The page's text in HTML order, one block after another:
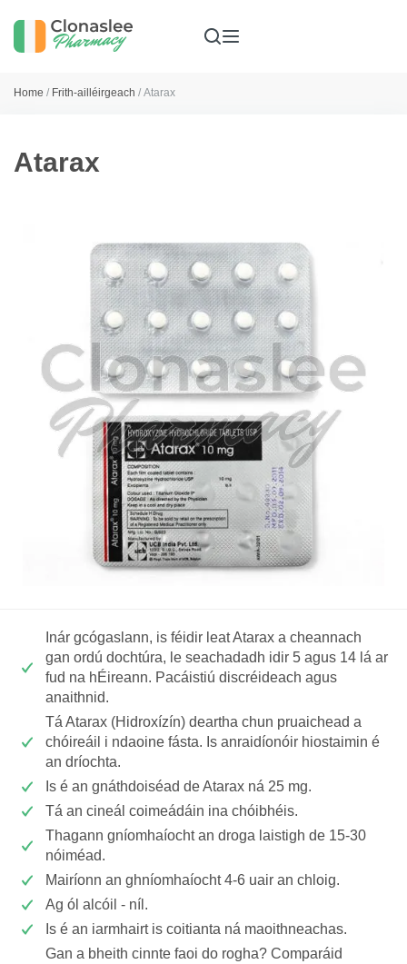
Home / Frith-ailléirgeach / Atarax
Atarax
Inár gcógaslann, is féidir leat Atarax a cheannach
gan ordú dochtúra, le seachadadh idir 5 agus 14 lá ar
fud na hÉireann. Pacáistiú discréideach agus
anaithnid.
Tá Atarax (Hidroxízín) deartha chun pruaichead a
chóireáil i ndaoine fásta. Is anraidíonóir hiostaimin é
an dríochta.
Is é an gnáthdoiséad de Atarax ná 25 mg.
Tá an cineál coimeádáin ina chóibhéis.
Thagann gníomhaíocht an droga laistigh de 15-30
nóiméad.
Mairíonn an ghníomhaíocht 4-6 uair an chloig.
Ag ól alcóil - níl.
Is é an iarmhairt is coitianta ná maoithneachas.
Gan a bheith cinnte faoi do rogha? Comparáid